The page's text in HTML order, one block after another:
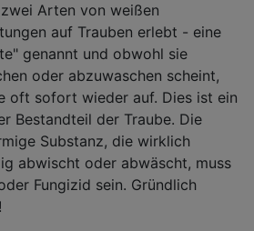
Arten von weißen
auf Trauben erlebt - eine
genannt und obwohl sie
oder abzuwaschen scheint,
oft sofort wieder auf. Dies ist ein
Bestandteil der Traube. Die
Substanz, die wirklich
abwischt oder abwäscht, muss
Fungizid sein. Gründlich